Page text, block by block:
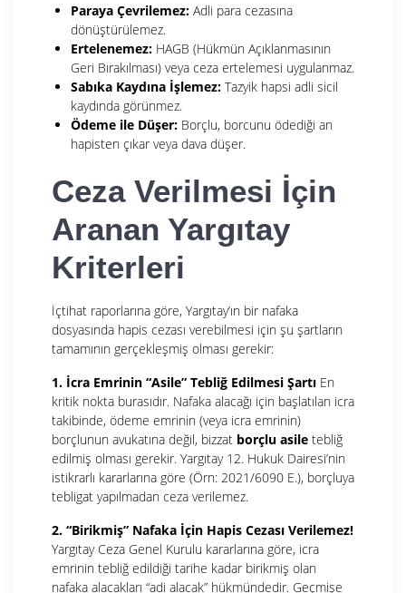
Paraya Çevrilemez: Adli para cezasına
dönüştürülemez.
Ertelenemez: HAGB (Hükmün Açıklanmasının
Geri Bırakılması) veya ceza ertelemesi uygulanmaz.
Sabıka Kaydına İşlemez: Tazyik hapsi adli sicil
kaydında görünmez.
Ödeme ile Düşer: Borçlu, borcunu ödediği an
hapisten çıkar veya dava düşer.
Ceza Verilmesi İçin
Aranan Yargıtay
Kriterleri
İçtihat raporlarına göre, Yargıtay’ın bir nafaka
dosyasında hapis cezası verebilmesi için şu şartların
tamamının gerçekleşmiş olması gerekir:
1. İcra Emrinin “Asile” Tebliğ Edilmesi Şartı En
kritik nokta burasıdır. Nafaka alacağı için başlatılan icra
takibinde, ödeme emrinin (veya icra emrinin)
borçlunun avukatına değil, bizzat borçlu asile tebliğ
edilmiş olması gerekir. Yargıtay 12. Hukuk Dairesi’nin
istikrarlı kararlarına göre (Örn: 2021/6090 E.), borçluya
tebligat yapılmadan ceza verilemez.
2. “Birikmiş” Nafaka İçin Hapis Cezası Verilemez!
Yargıtay Ceza Genel Kurulu kararlarına göre, icra
emrinin tebliğ edildiği tarihe kadar birikmiş olan
nafaka alacakları “adi alacak” hükmündedir. Geçmişe